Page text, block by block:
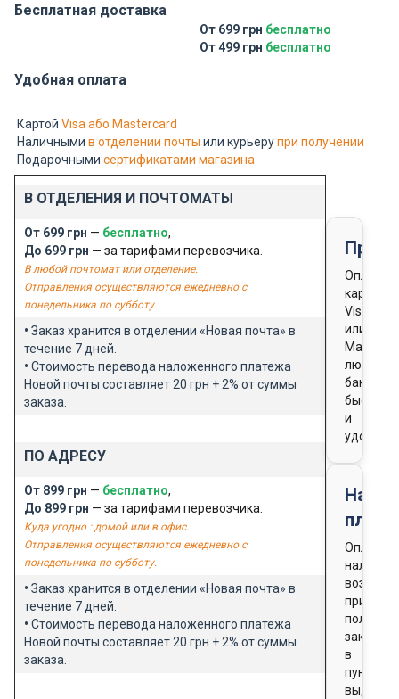
Бесплатная доставка
От 699 грн бесплатно
От 499 грн бесплатно
Удобная оплата
Картой Visa або Mastercard
Наличными в отделении почты или курьерупри получении
Подарочными сертификатами магазина
В ОТДЕЛЕНИЯ И ПОЧТОМАТЫ
От 699 грн — бесплатно,
До 699 грн — за тарифами перевозчика.
В любой почтомат или отделение.
Отправления осуществляются ежедневно с
понедельника по субботу.
• Заказ хранится в отделении «Новая почта» в
течение 7 дней.
• Стоимость перевода наложенного платежа
Новой почты составляет 20 грн + 2% от суммы
заказа.
ПО АДРЕСУ
От 899 грн — бесплатно,
До 899 грн — за тарифами перевозчика.
Куда угодно : домой или в офис.
Отправления осуществляются ежедневно с
понедельника по субботу.
• Заказ хранится в отделении «Новая почта» в
течение 7 дней.
• Стоимость перевода наложенного платежа
Новой почты составляет 20 грн + 2% от суммы
заказа.
Оплата
картой
Visa
или
любого
банка
быстро
и
удобно
Оплата
при
заказа
в
пункте
выдачи